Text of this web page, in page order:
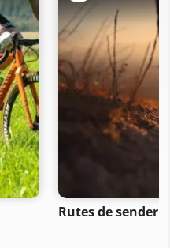
Rutes de